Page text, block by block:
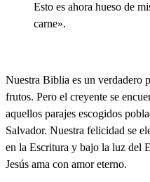
Esto es ahora hueso de
carne».
Nuestra Biblia es un verdadero
frutos. Pero el creyente se
aquellos parajes escogidos
Salvador. Nuestra felicidad se
en la Escritura y bajo la luz del
Jesús ama con amor eterno.